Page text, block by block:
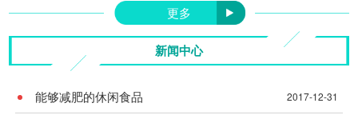
更多
新闻中心
能够减肥的休闲食品 2017-12-31